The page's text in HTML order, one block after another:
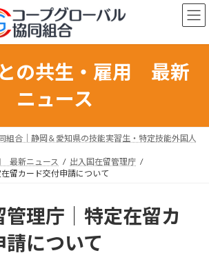
の共生・雇用 最新
ニュース
組合｜静岡＆愛知県の技能実習生・特定技能外国人
最新ニュース
出入国在留管理庁
留カード交付申請について
管理庁｜特定在留カ
について